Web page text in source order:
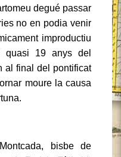
degué passar
no en podia venir
improductiu
quasi 19 anys del
al final del pontificat
moure la causa
bisbe de